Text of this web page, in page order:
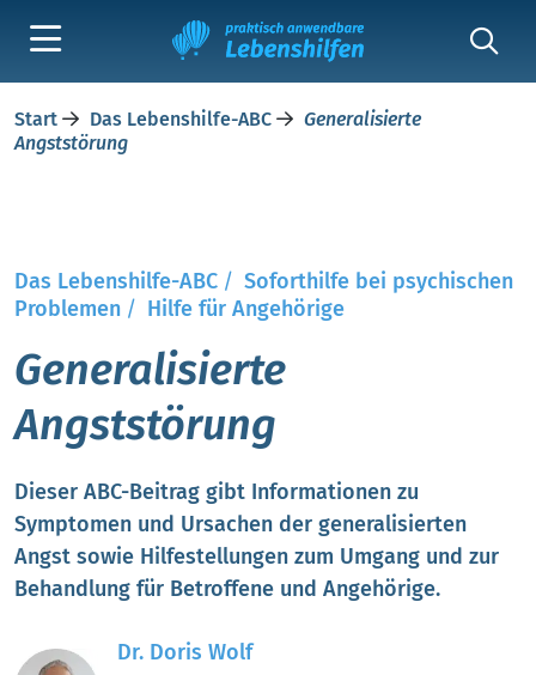
Start Das Lebenshilfe-ABC
Generalisierte
Angststörung
Das Lebenshilfe-ABC / Soforthilfe bei psychischen
Problemen / Hilfe für Angehörige
Generalisierte
Angststörung
Dieser ABC-Beitrag gibt Informationen zu
Symptomen und Ursachen der generalisierten
Angst sowie Hilfestellungen zum Umgang und zur
Behandlung für Betroffene und Angehörige.
Dr. Doris Wolf